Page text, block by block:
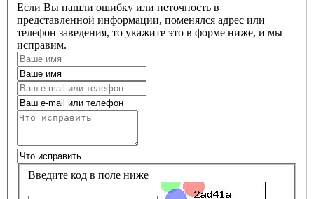
Если Вы нашли ошибку или неточность в
представленной информации, поменялся адрес или
телефон заведения, то укажите это в форме ниже, и мы
исправим.
Введите код в поле ниже